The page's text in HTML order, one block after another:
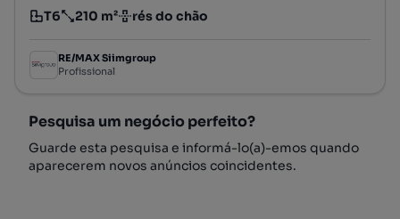
Tipologia
T6
Preço por metro quadrado
210 m²
Andar rés do chão
RE/MAX Siimgroup
Profissional
Pesquisa um negócio perfeito?
Guarde esta pesquisa e informá-lo(a)-emos quando
aparecerem novos anúncios coincidentes.